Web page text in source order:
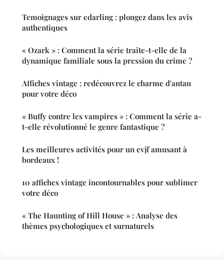
Temoignages sur edarling : plongez dans les avis
authentiques
« Ozark » : Comment la série traite-t-elle de la
dynamique familiale sous la pression du crime ?
Affiches vintage : redécouvrez le charme d'antan
pour votre déco
« Buffy contre les vampires » : Comment la série a-
t-elle révolutionné le genre fantastique ?
Les meilleures activités pour un evjf amusant à
bordeaux !
10 affiches vintage incontournables pour sublimer
votre déco
« The Haunting of Hill House » : Analyse des
thèmes psychologiques et surnaturels